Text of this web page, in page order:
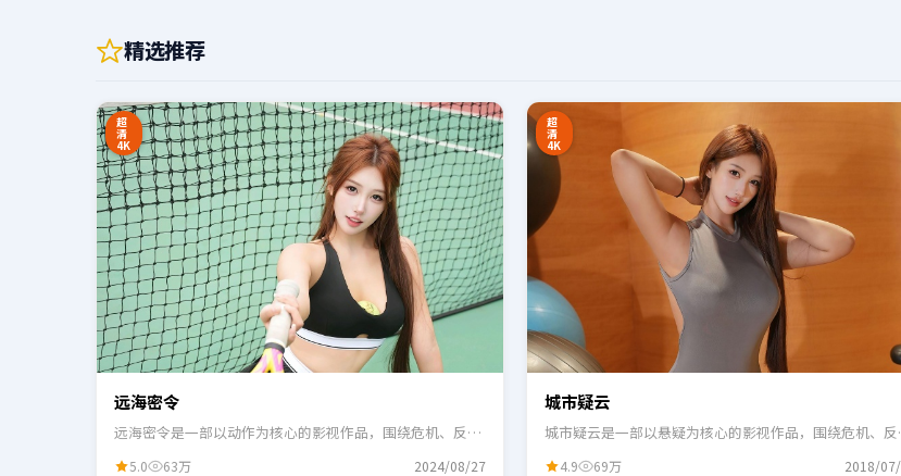
精选推荐
超
清
4K
远海密令
远海密令是一部以动作为核心的影视作品，围绕危机、反转
5.0 63万 2024/08/27
超
清
4K
城市疑云
城市疑云是一部以悬疑为核心的影视作品，围绕危机、反
4.9 69万 2018/